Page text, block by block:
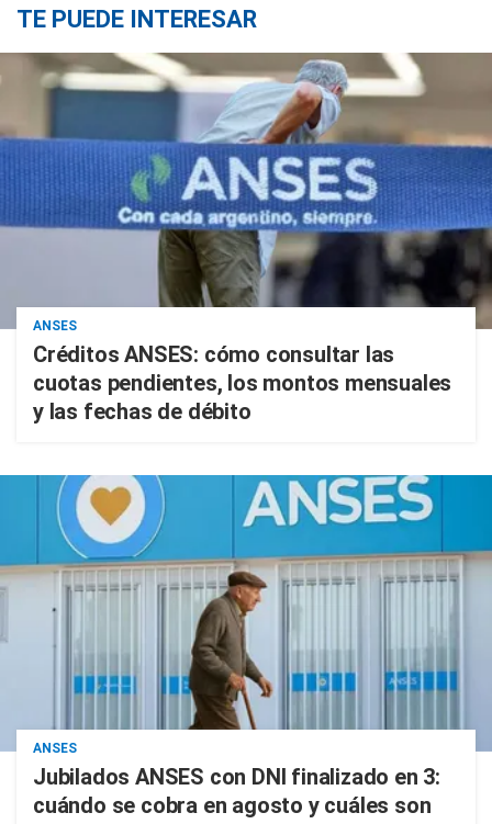
TE PUEDE INTERESAR
ANSES
Créditos ANSES: cómo consultar las
cuotas pendientes, los montos mensuales
y las fechas de débito
ANSES
Jubilados ANSES con DNI finalizado en 3:
cuándo se cobra en agosto y cuáles son